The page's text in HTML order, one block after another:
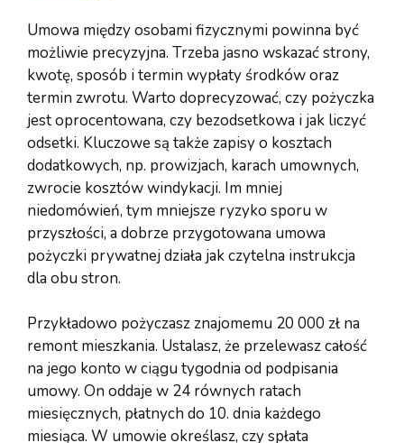
Umowa między osobami fizycznymi powinna być
możliwie precyzyjna. Trzeba jasno wskazać strony,
kwotę, sposób i termin wypłaty środków oraz
termin zwrotu. Warto doprecyzować, czy pożyczka
jest oprocentowana, czy bezodsetkowa i jak liczyć
odsetki. Kluczowe są także zapisy o kosztach
dodatkowych, np. prowizjach, karach umownych,
zwrocie kosztów windykacji. Im mniej
niedomówień, tym mniejsze ryzyko sporu w
przyszłości, a dobrze przygotowana umowa
pożyczki prywatnej działa jak czytelna instrukcja
dla obu stron.
Przykładowo pożyczasz znajomemu 20 000 zł na
remont mieszkania. Ustalasz, że przelewasz całość
na jego konto w ciągu tygodnia od podpisania
umowy. On oddaje w 24 równych ratach
miesięcznych, płatnych do 10. dnia każdego
miesiąca. W umowie określasz, czy spłata